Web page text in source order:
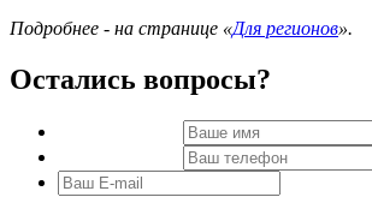
Подробнее - на странице «Для регионов».
Остались вопросы?